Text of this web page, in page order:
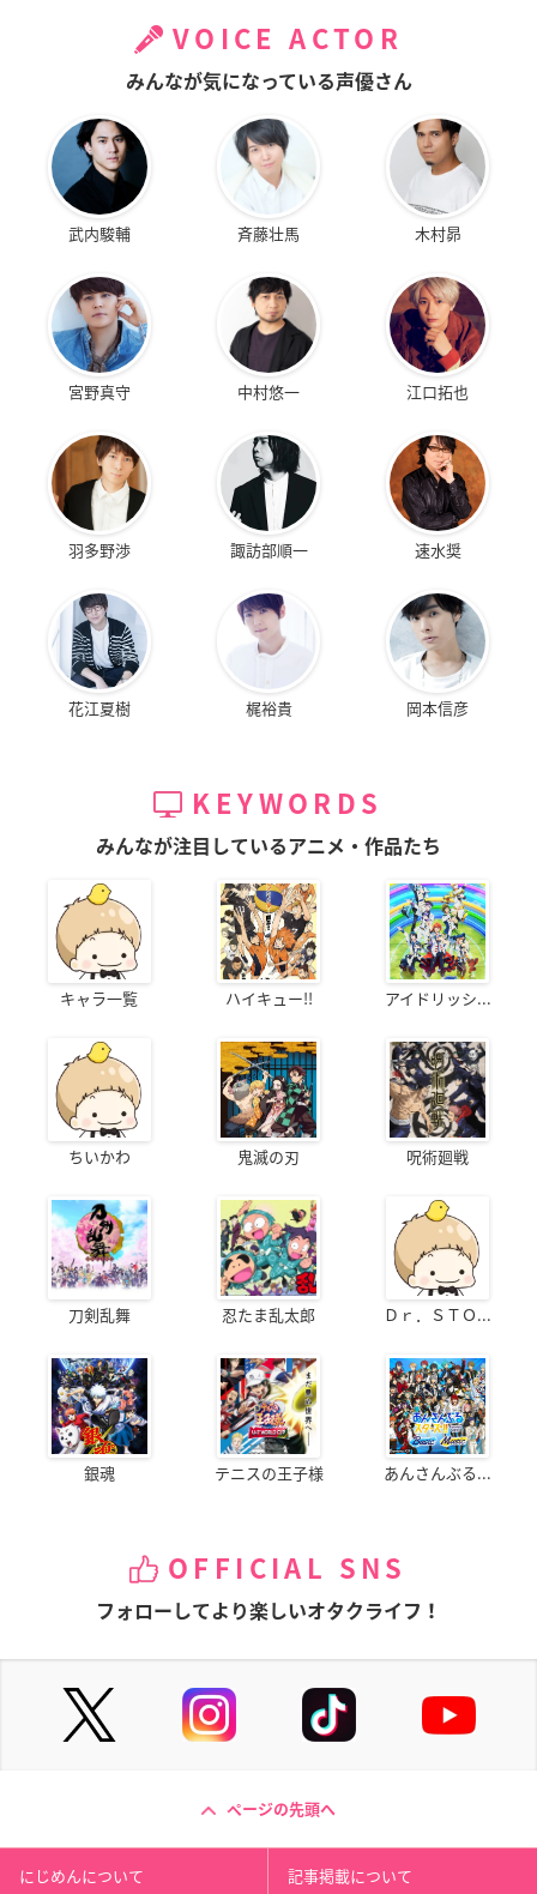
VOICE ACTOR
みんなが気になっている声優さん
武内駿輔 斉藤壮馬 木村昴
宮野真守 中村悠一 江口拓也
羽多野渉 諏訪部順一 速水奨
花江夏樹 梶裕貴 岡本信彦
KEYWORDS
みんなが注目しているアニメ・作品たち
キャラ一覧 ハイキュー!! アイドリッシ...
ちいかわ 鬼滅の刃 呪術廻戦
刀剣乱舞 忍たま乱太郎 Ｄｒ．ＳＴＯ...
銀魂 テニスの王子様 あんさんぶる...
OFFICIAL SNS
フォローしてより楽しいオタクライフ！
ページの先頭へ
にじめんについて 記事掲載について